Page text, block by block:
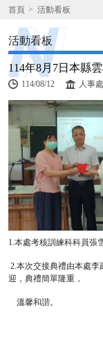
首頁 活動看板
活動看板
114年8月7日本縣
114/08/12 人事處
1.本處考核訓練科科員張
2.本次交接典禮由本處
迎，典禮簡單隆重，
溫馨和諧。